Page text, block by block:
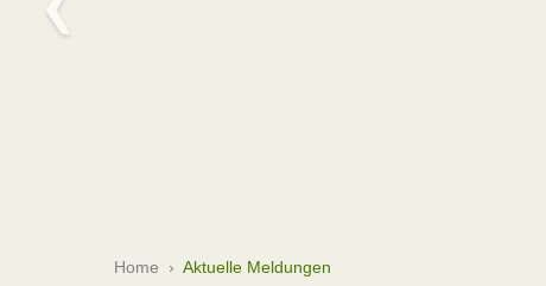
Home › Aktuelle Meldungen